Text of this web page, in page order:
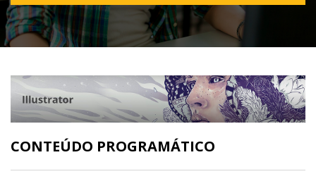
CONTEÚDO PROGRAMÁTICO